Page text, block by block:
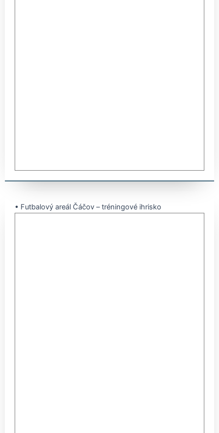
• Futbalový areál Čáčov – tréningové ihrisko